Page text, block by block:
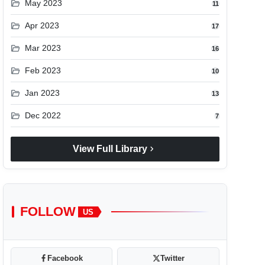
folder_open May 2023 11
folder_open Apr 2023 17
folder_open Mar 2023 16
folder_open Feb 2023 10
folder_open Jan 2023 13
folder_open Dec 2022 7
View Full Library chevron_right
FOLLOW US
Facebook Twitter